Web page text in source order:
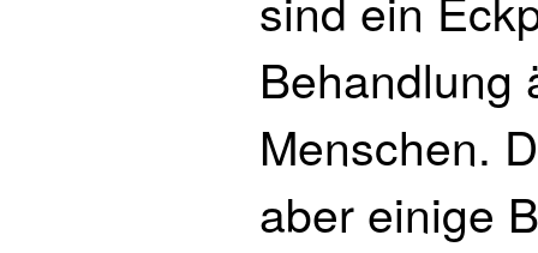
Behandlung
Menschen.
aber einige